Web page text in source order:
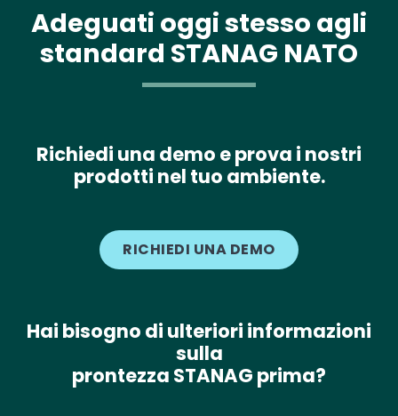
Adeguati oggi stesso agli
standard STANAG NATO
Richiedi una demo e prova i nostri
prodotti nel tuo ambiente.
RICHIEDI UNA DEMO
Hai bisogno di ulteriori informazioni
sulla
prontezza STANAG prima?